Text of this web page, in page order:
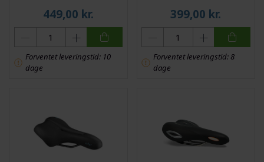
449,00 kr.
Forventet leveringstid: 10
dage
399,00 kr.
Forventet leveringstid: 8
dage